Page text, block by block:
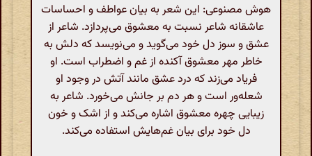
هوش مصنوعی: این شعر به بیان عواطف و احساسات
عاشقانه شاعر نسبت به معشوق می‌پردازد. شاعر از
عشق و سوز دل خود می‌گوید و می‌نویسد که دلش به
خاطر مهر معشوق آکنده از غم و اضطراب است. او
فریاد می‌زند که درد عشق مانند آتش در وجود او
شعله‌ور است و هر دم بر جانش می‌خورد. شاعر به
زیبایی چهره معشوق اشاره می‌کند و از اشک و خون
دل خود برای بیان غم‌هایش استفاده می‌کند.